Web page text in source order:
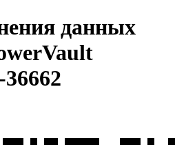
данных